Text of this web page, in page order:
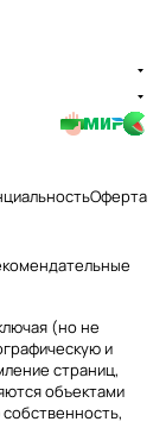
Оферта
(но не
и
страниц,
объектами